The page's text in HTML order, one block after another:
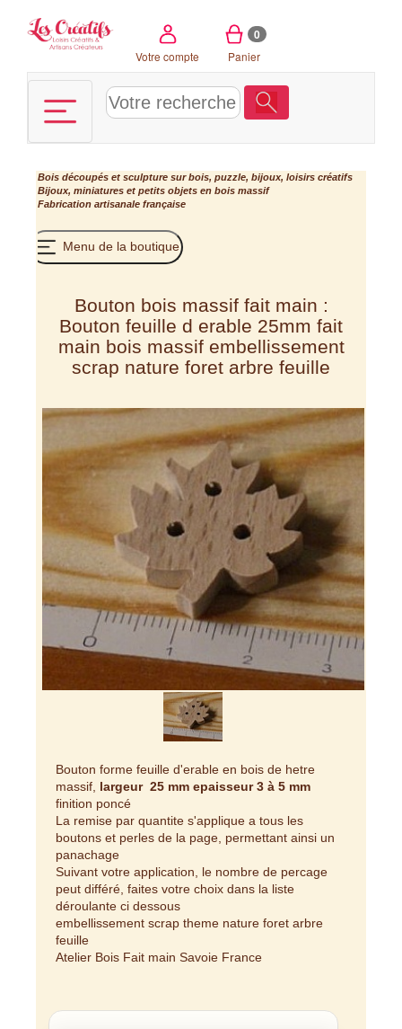
Votre compte
0
Panier
Bois découpés et sculpture sur bois, puzzle, bijoux, loisirs créatifs
Bijoux, miniatures et petits objets en bois massif
Fabrication artisanale française
Menu de la boutique
Bouton bois massif fait main :
Bouton feuille d erable 25mm fait
main bois massif embellissement
scrap nature foret arbre feuille
Bouton forme feuille d'erable en bois de hetre
massif, largeur 25 mm epaisseur 3 à 5 mm
finition poncé
La remise par quantite s'applique a tous les
boutons et perles de la page, permettant ainsi un
panachage
Suivant votre application, le nombre de percage
peut différé, faites votre choix dans la liste
déroulante ci dessous
embellissement scrap theme nature foret arbre
feuille
Atelier Bois Fait main Savoie France